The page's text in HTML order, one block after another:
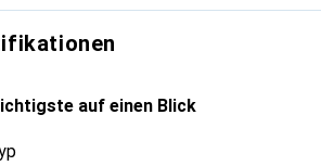
auf einen Blick